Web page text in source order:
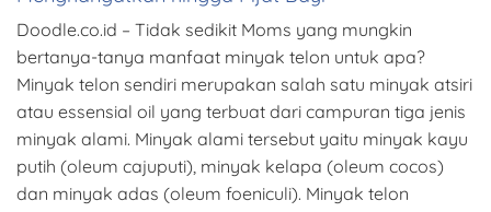
Doodle.co.id – Tidak sedikit Moms yang mungkin
bertanya-tanya manfaat minyak telon untuk apa?
Minyak telon sendiri merupakan salah satu minyak atsiri
atau essensial oil yang terbuat dari campuran tiga jenis
minyak alami. Minyak alami tersebut yaitu minyak kayu
putih (oleum cajuputi), minyak kelapa (oleum cocos)
dan minyak adas (oleum foeniculi). Minyak telon